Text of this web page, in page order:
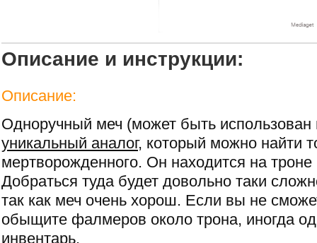
Описание и инструкции:
Описание:
Одноручный меч (может быть использован
уникальный аналог, который можно найти
мертворожденного. Он находится на
Добраться туда будет довольно таки
так как меч очень хорош. Если вы не
обыщите фалмеров около трона, иногда
инвентарь.